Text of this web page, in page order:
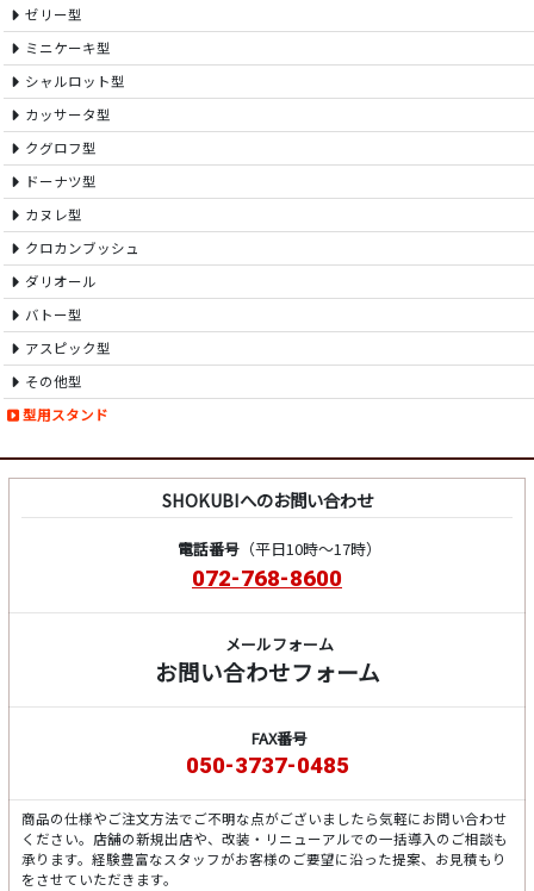
ゼリー型
ミニケーキ型
シャルロット型
カッサータ型
クグロフ型
ドーナツ型
カヌレ型
クロカンブッシュ
ダリオール
バトー型
アスピック型
その他型
型用スタンド
SHOKUBIへのお問い合わせ
電話番号（平日10時～17時）
072-768-8600
メールフォーム
お問い合わせフォーム
FAX番号
050-3737-0485
商品の仕様やご注文方法でご不明な点がございましたら気軽にお問い合わせ
ください。店舗の新規出店や、改装・リニューアルでの一括導入のご相談も
承ります。経験豊富なスタッフがお客様のご要望に沿った提案、お見積もり
をさせていただきます。